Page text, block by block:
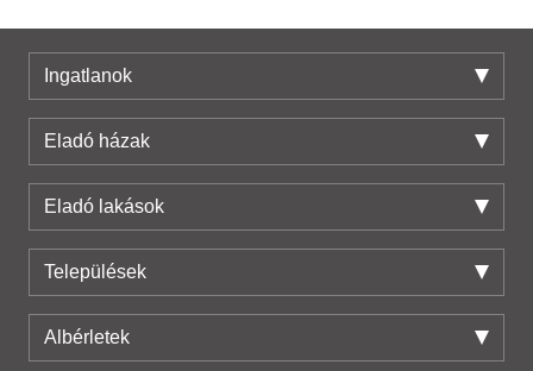
Ingatlanok
Eladó házak
Eladó lakások
Települések
Albérletek